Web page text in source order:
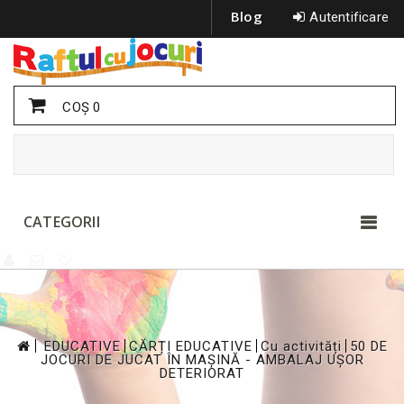
Autentificare
Blog
COŞ0
CATEGORII
>
EDUCATIVE
>
CĂRȚI EDUCATIVE Cu activități
50 DE
JOCURI DE JUCAT ÎN MAȘINĂ - AMBALAJ UȘOR
DETERIORAT